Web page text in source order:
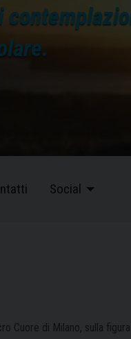
Social
Cuore di Milano, sulla